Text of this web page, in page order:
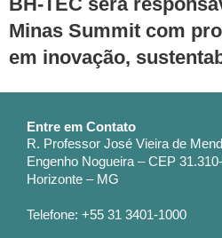
Minas Summit com
em inovação,
Entre em Contato
R. Professor José Vieira de
Engenho Nogueira – CEP
Horizonte – MG
Telefone: +55 31 3401-1000